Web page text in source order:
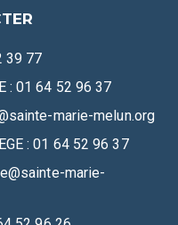
39 77
: 01 64 52 96 37
marie-melun.org
: 01 64 52 96 37
marie-